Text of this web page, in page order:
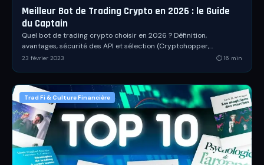
Meilleur Bot de Trading Crypto en 2026 : le Guide
du Captain
Quel bot de trading crypto choisir en 2026 ? Définition,
avantages, sécurité des API et sélection (Cryptohopper,
3Commas, Gunbot, Kryll Reboot).
23 février 2023 ⏱ 16 min
Trad Fi & Culture Financière